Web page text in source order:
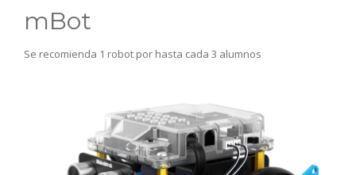
mBot
Se recomienda 1 robot por hasta cada 3 alumnos